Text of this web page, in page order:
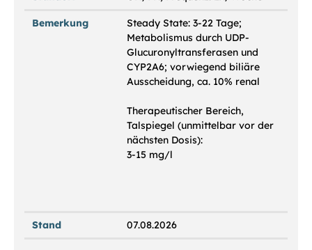
Bemerkung
Steady State: 3-22 Tage;
Metabolismus durch UDP-
Glucuronyltransferasen und
CYP2A6; vorwiegend biliäre
Ausscheidung, ca. 10% renal
Therapeutischer Bereich,
Talspiegel (unmittelbar vor der
nächsten Dosis):
3-15 mg/l
Stand 07.08.2026